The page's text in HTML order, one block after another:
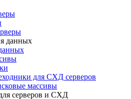
для СХД серверов
массивы